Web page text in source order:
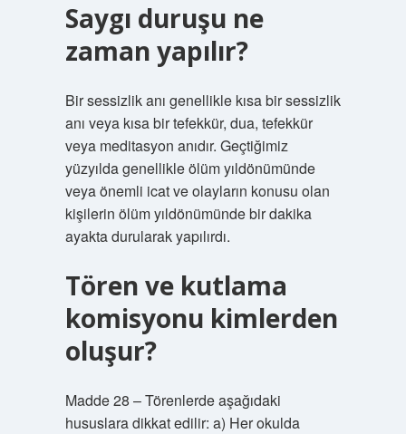
Saygı duruşu ne
zaman yapılır?
Bir sessizlik anı genellikle kısa bir sessizlik
anı veya kısa bir tefekkür, dua, tefekkür
veya meditasyon anıdır. Geçtiğimiz
yüzyılda genellikle ölüm yıldönümünde
veya önemli icat ve olayların konusu olan
kişilerin ölüm yıldönümünde bir dakika
ayakta durularak yapılırdı.
Tören ve kutlama
komisyonu kimlerden
oluşur?
Madde 28 – Törenlerde aşağıdaki
hususlara dikkat edilir: a) Her okulda